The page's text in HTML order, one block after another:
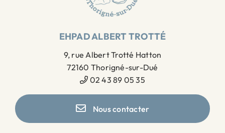
EHPAD ALBERT TROTTÉ
9, rue Albert Trotté Hatton
72160 Thorigné-sur-Dué
02 43 89 05 35
Nous contacter